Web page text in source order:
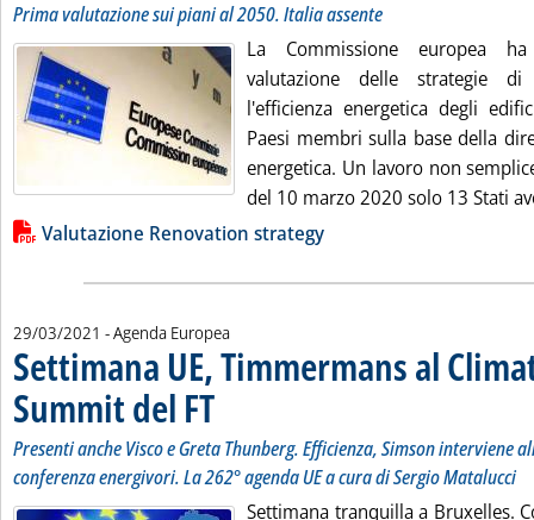
Prima valutazione sui piani al 2050. Italia assente
La Commissione europea
valutazione delle strategie
l'efficienza energetica degli
Paesi membri sulla base della
energetica. Un lavoro non
del 10 marzo 2020 solo 13 Stati
Lista allegati PDF alla notizia
Valutazione Renovation strategy
29/03/2021 - Agenda Europea
Settimana UE, Timmermans al
Summit del FT. Sottotitolo: Presenti anche Visco e Greta Thunberg.
. Pubblicata lunedì 29 marzo 2021 alle 12.39.
Presenti anche Visco e Greta Thunberg. Efficienza, Simson interviene
conferenza energivori. La 262° agenda UE a cura di Sergio Matalucci
Settimana tranquilla a Bruxelles.